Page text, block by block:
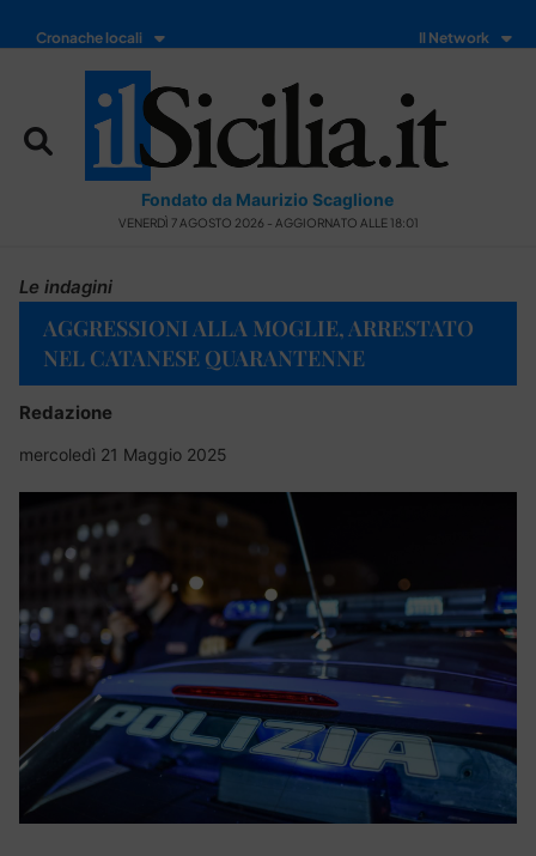
Cronache locali Il Network
Fondato da Maurizio Scaglione
VENERDÌ 7 AGOSTO 2026 - AGGIORNATO ALLE 18:01
Le indagini
AGGRESSIONI ALLA MOGLIE, ARRESTATO
NEL CATANESE QUARANTENNE
Redazione
mercoledì 21 Maggio 2025